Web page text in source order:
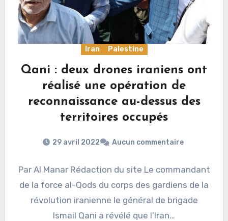
Iran Palestine
Qani : deux drones iraniens ont
réalisé une opération de
reconnaissance au-dessus des
territoires occupés
29 avril 2022 Aucun commentaire
Par Al Manar Rédaction du site Le commandant
de la force al-Qods du corps des gardiens de la
révolution iranienne le général de brigade
Ismail Qani a révélé que l’Iran…